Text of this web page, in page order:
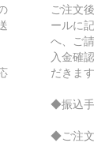
ご注文
ールに
へ、ご
入金確
だきます
◆振込手
◆ご注文